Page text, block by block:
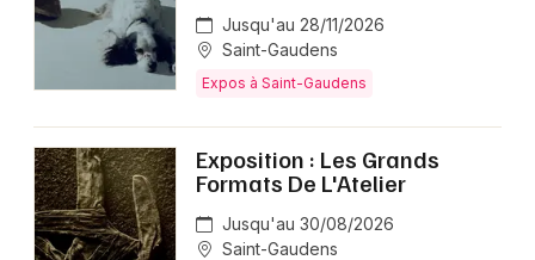
Jusqu'au 28/11/2026
Saint-Gaudens
Expos à Saint-Gaudens
Exposition : Les Grands
Formats De L'Atelier
Jusqu'au 30/08/2026
Saint-Gaudens